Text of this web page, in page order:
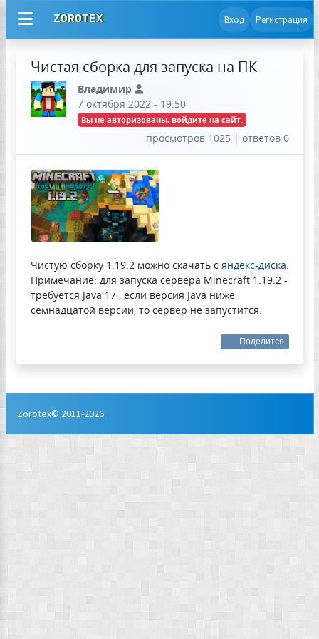
ZOROTEX Вход Регистрация
Чистая сборка для запуска на ПК
Владимир
7 октября 2022 - 19:50
Вы не авторизованы, войдите на сайт.
просмотров 1025 | ответов 0
Чистую сборку 1.19.2 можно скачать с яндекс-диска.
Примечание: для запуска сервера Minecraft 1.19.2 -
требуется Java 17 , если версия Java ниже
семнадцатой версии, то сервер не запустится.
Поделится
Zorotex© 2011-2026